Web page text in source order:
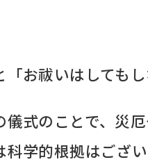
お祓いはしても
式のことで、災
学的根拠はござい